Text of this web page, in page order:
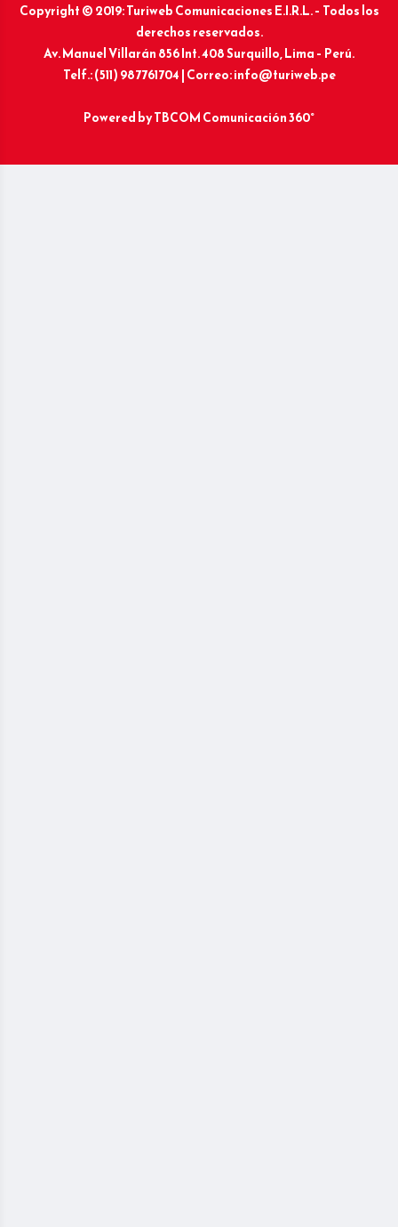
Copyright © 2019: Turiweb Comunicaciones E.I.R.L. – Todos los
derechos reservados.
Av. Manuel Villarán 856 Int. 408 Surquillo, Lima – Perú.
Telf.: (511) 987761704 | Correo: info@turiweb.pe
Powered byTBCOM Comunicación 360°